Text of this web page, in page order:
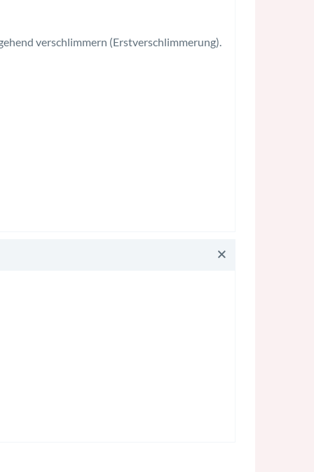
verschlimmern (Erstverschlimmerung).